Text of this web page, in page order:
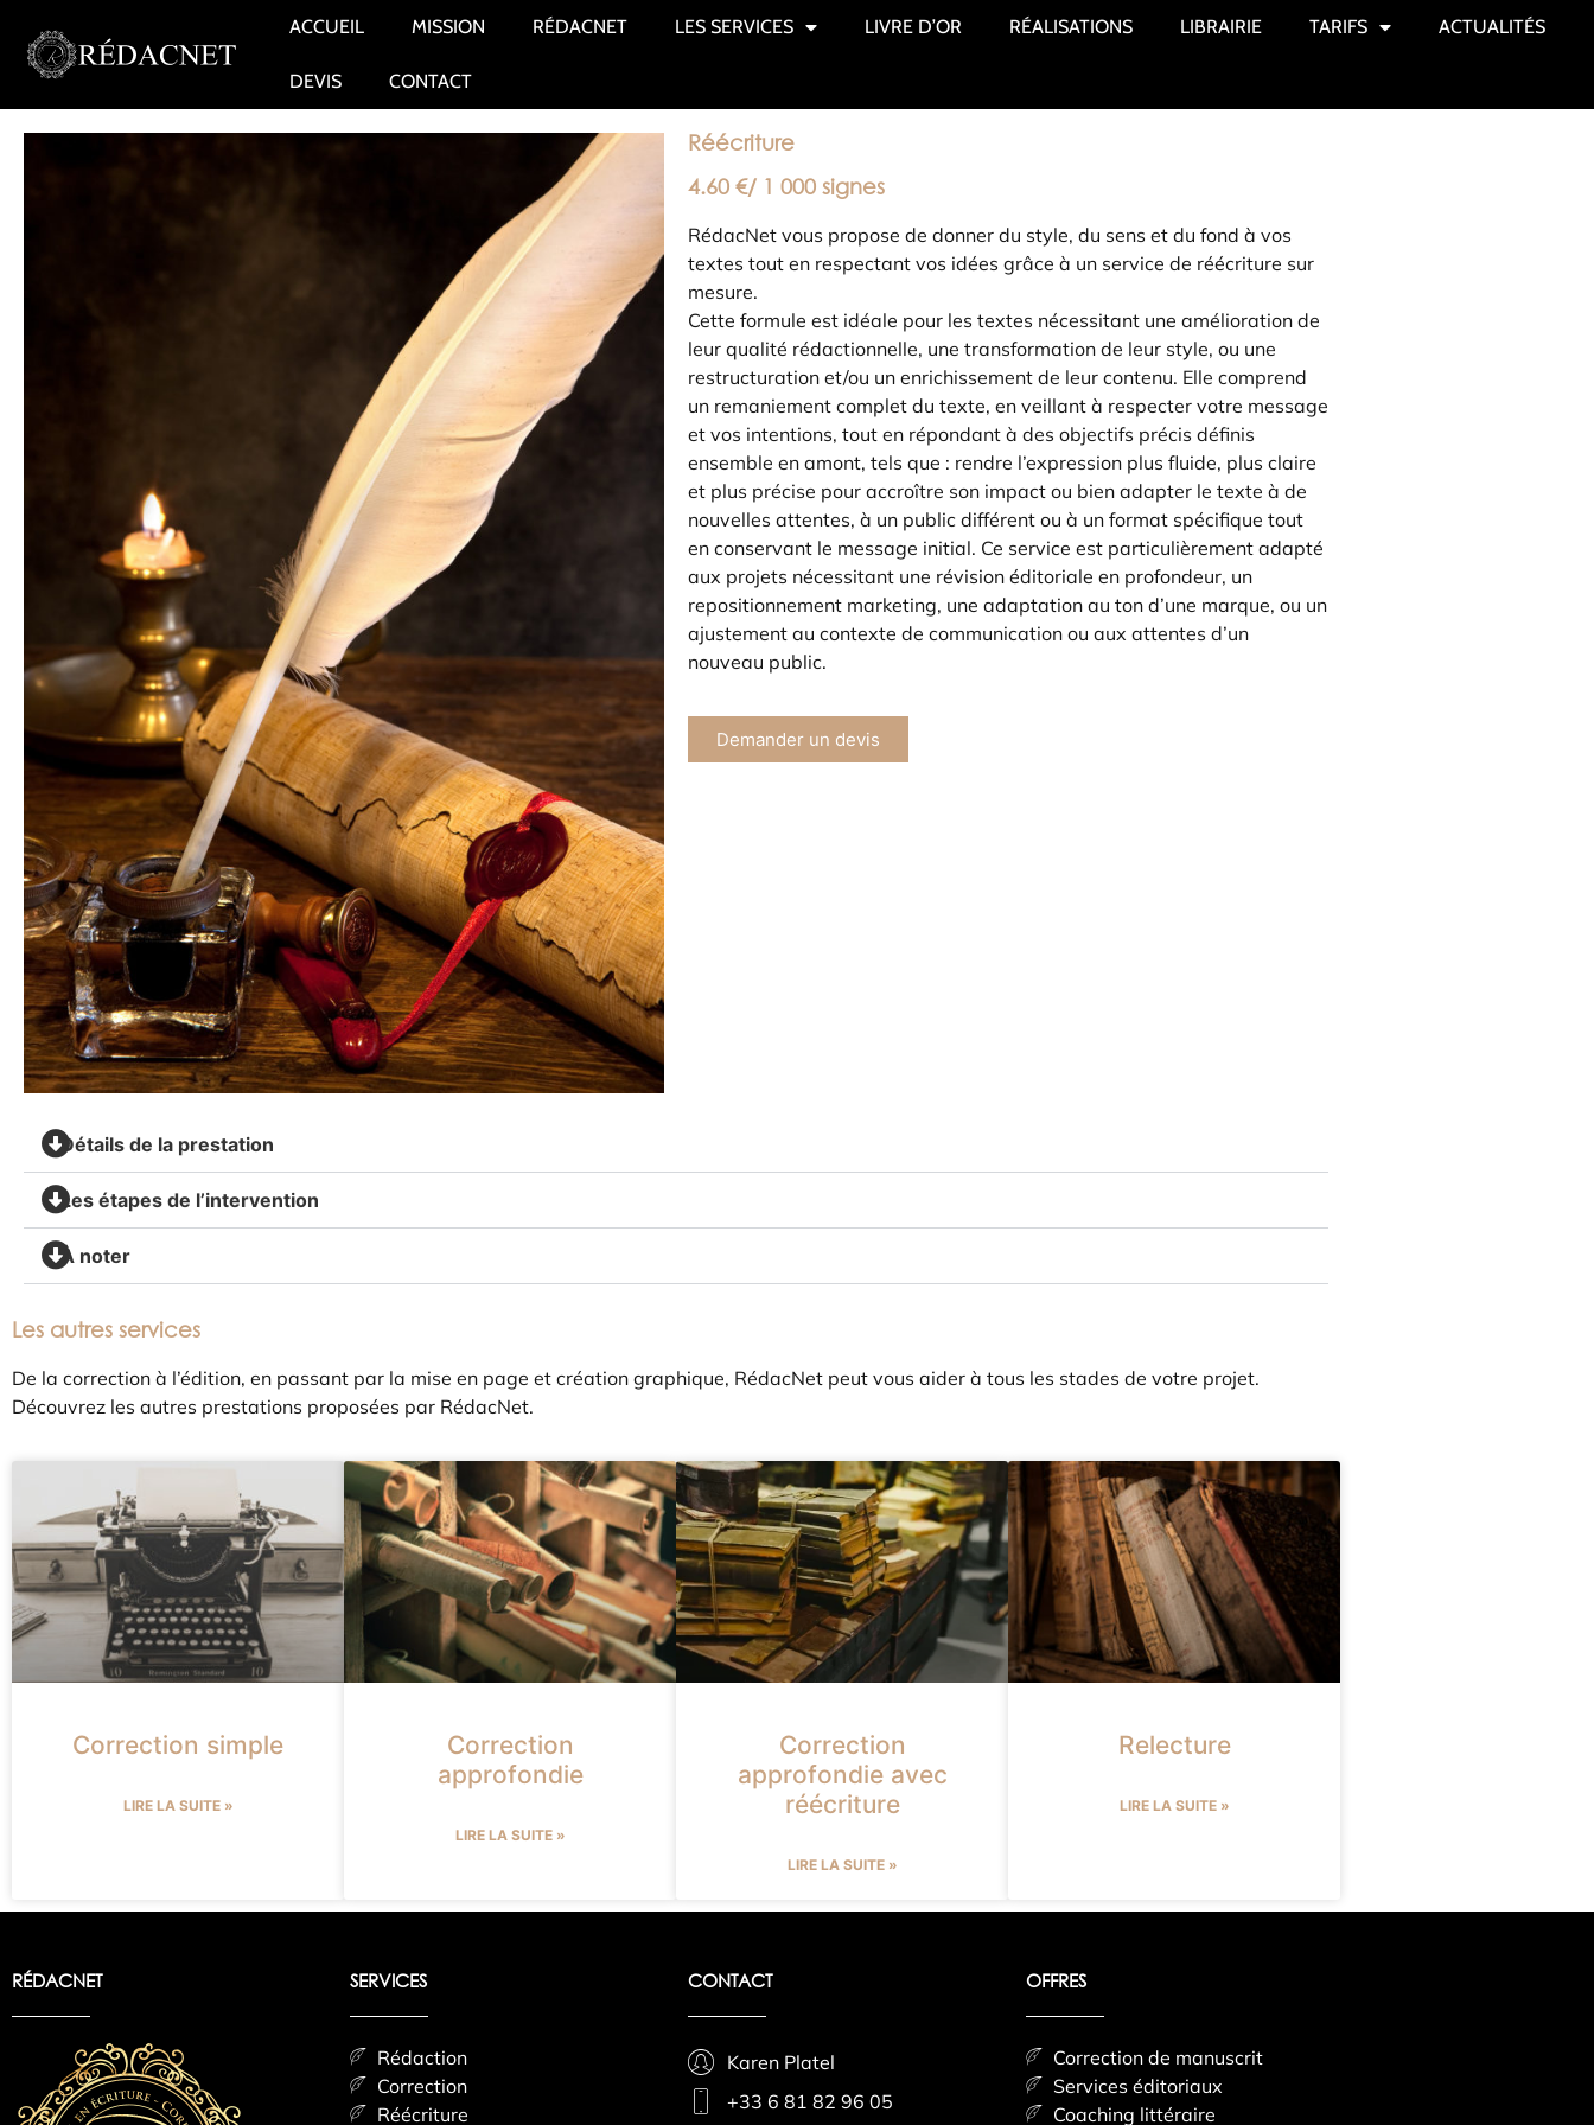
ACCUEIL MISSION RÉDACNET LES SERVICES LIVRE D’OR RÉALISATIONS LIBRAIRIE TARIFS ACTUALITÉS
DEVIS CONTACT
Réécriture
4.60 €/ 1 000 signes
RédacNet vous propose de donner du style, du sens et du fond à vos
textes tout en respectant vos idées grâce à un service de réécriture sur
mesure.
Cette formule est idéale pour les textes nécessitant une amélioration de
leur qualité rédactionnelle, une transformation de leur style, ou une
restructuration et/ou un enrichissement de leur contenu. Elle comprend
un remaniement complet du texte, en veillant à respecter votre message
et vos intentions, tout en répondant à des objectifs précis définis
ensemble en amont, tels que : rendre l’expression plus fluide, plus claire
et plus précise pour accroître son impact ou bien adapter le texte à de
nouvelles attentes, à un public différent ou à un format spécifique tout
en conservant le message initial. Ce service est particulièrement adapté
aux projets nécessitant une révision éditoriale en profondeur, un
repositionnement marketing, une adaptation au ton d’une marque, ou un
ajustement au contexte de communication ou aux attentes d’un
nouveau public.
Demander un devis
Détails de la prestation
Les étapes de l’intervention
À noter
Les autres services
De la correction à l’édition, en passant par la mise en page et création graphique, RédacNet peut vous aider à tous les stades de votre projet.
Découvrez les autres prestations proposées par RédacNet.
Correction simple
LIRE LA SUITE »
Correction
approfondie
LIRE LA SUITE »
Correction
approfondie avec
réécriture
LIRE LA SUITE »
Relecture
LIRE LA SUITE »
RÉDACNET SERVICES
Rédaction
Correction
Réécriture
CONTACT
Karen Platel
+33 6 81 82 96 05
OFFRES
Correction de manuscrit
Services éditoriaux
Coaching littéraire